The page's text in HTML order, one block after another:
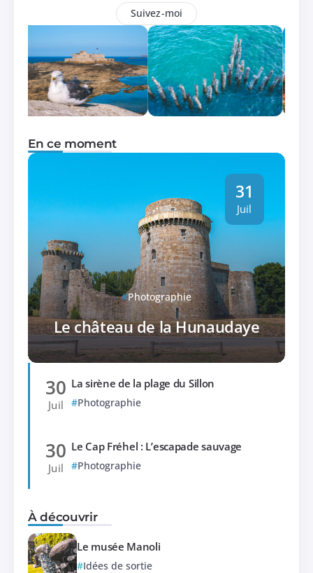
Suivez-moi
En ce moment
Photographie
Le château de la Hunaudaye
31
Juil
30
Juil
La sirène de la plage du Sillon
Photographie
30
Juil
Le Cap Fréhel : L’escapade sauvage
Photographie
À découvrir
Le musée Manoli
Idées de sortie